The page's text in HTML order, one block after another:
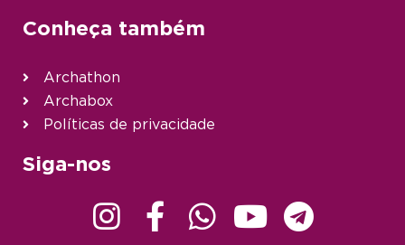
Conheça também
Archathon
Archabox
Políticas de privacidade
Siga-nos